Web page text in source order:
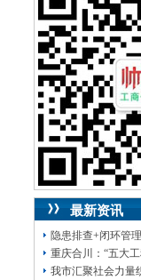
可代理开银行账户
银行，可免银行年费
咨询热线：023-
13320337068、
优惠多多！
咨询QQ：
1263653355
023-63653351/
无论注资
QQ：13368080804，
可代理开银行账户！
包干价300！税务
13320337068、还
1263653355 重庆创业
册公司特大优惠了：
最新资讯
隐患排查+闭环管
重庆合川：“五大
我市汇聚社会力量